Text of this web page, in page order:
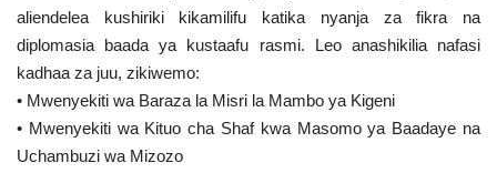
aliendelea kushiriki kikamilifu katika nyanja za fikra na
diplomasia baada ya kustaafu rasmi. Leo anashikilia nafasi
kadhaa za juu, zikiwemo:
• Mwenyekiti wa Baraza la Misri la Mambo ya Kigeni
• Mwenyekiti wa Kituo cha Shaf kwa Masomo ya Baadaye na
Uchambuzi wa Mizozo